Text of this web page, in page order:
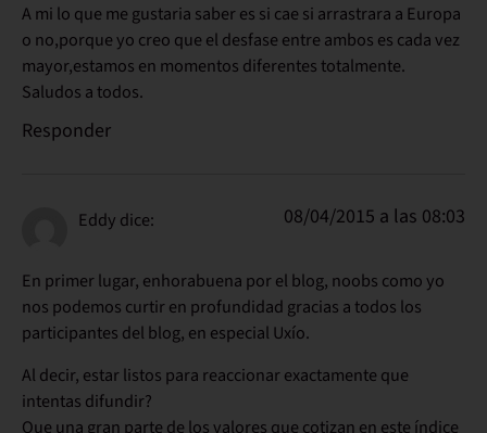
A mi lo que me gustaria saber es si cae si arrastrara a Europa
o no,porque yo creo que el desfase entre ambos es cada vez
mayor,estamos en momentos diferentes totalmente.
Saludos a todos.
Responder
Eddy dice: 08/04/2015 a las 08:03
En primer lugar, enhorabuena por el blog, noobs como yo
nos podemos curtir en profundidad gracias a todos los
participantes del blog, en especial Uxío.
Al decir, estar listos para reaccionar exactamente que
intentas difundir?
Que una gran parte de los valores que cotizan en este índice